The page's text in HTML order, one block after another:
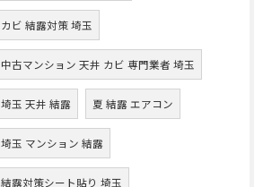
カビ 結露対策 埼玉
中古マンション 天井 カビ 専門業者 埼玉
埼玉 天井 結露 夏 結露 エアコン
埼玉 マンション 結露
結露対策シート貼り 埼玉